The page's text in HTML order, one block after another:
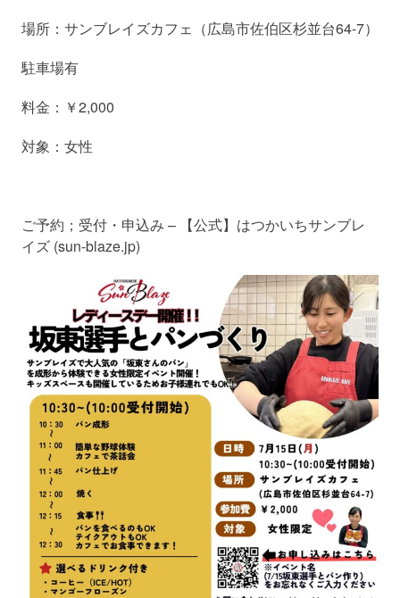
場所：サンブレイズカフェ（広島市佐伯区杉並台64-7）
駐車場有
料金：￥2,000
対象：女性
ご予約； 受付・申込み – 【公式】はつかいちサンブレ
イズ (sun-blaze.jp)